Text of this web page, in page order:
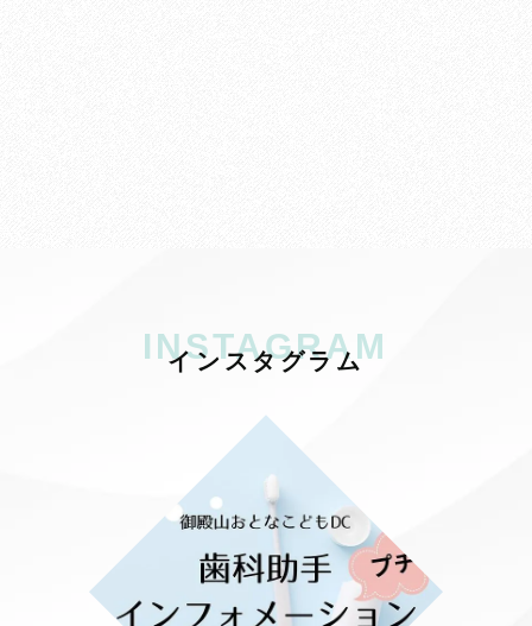
INSTAGRAM
インス タグラム